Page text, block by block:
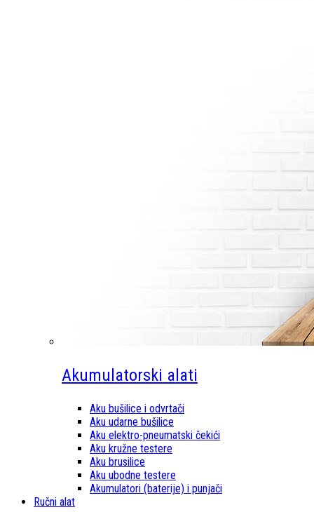
Akumulatorski alati
Aku bušilice i odvrtači
Aku udarne bušilice
Aku elektro-pneumatski čekići
Aku kružne testere
Aku brusilice
Aku ubodne testere
Akumulatori (baterije) i punjači
Ručni alat